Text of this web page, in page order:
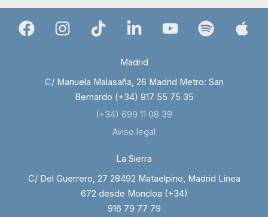
Madrid
C/ Manuela Malasaña, 26 Madrid Metro: San
Bernardo (+34) 917 55 75 35
(+34) 699 11 08 39
Aviso legal
La Sierra
C/ Del Guerrero, 27 28492 Mataelpino, Madrid Línea
672 desde Moncloa (+34)
916 79 77 79